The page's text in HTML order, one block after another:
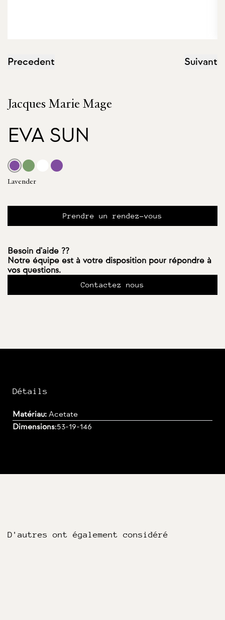
Precedent Suivant
Jacques Marie Mage
EVA SUN
Lavender
Prendre un rendez-vous
Besoin d'aide ??
Notre équipe est à votre disposition pour répondre à
vos questions.
Contactez nous
Détails
Matériau: Acetate
Dimensions:53-19-146
D'autres ont également considéré